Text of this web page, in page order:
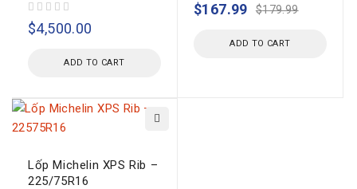
$4,500.00
ADD TO CART
$179.99
$167.99
ADD TO CART
Lốp Michelin XPS Rib –
225/75R16